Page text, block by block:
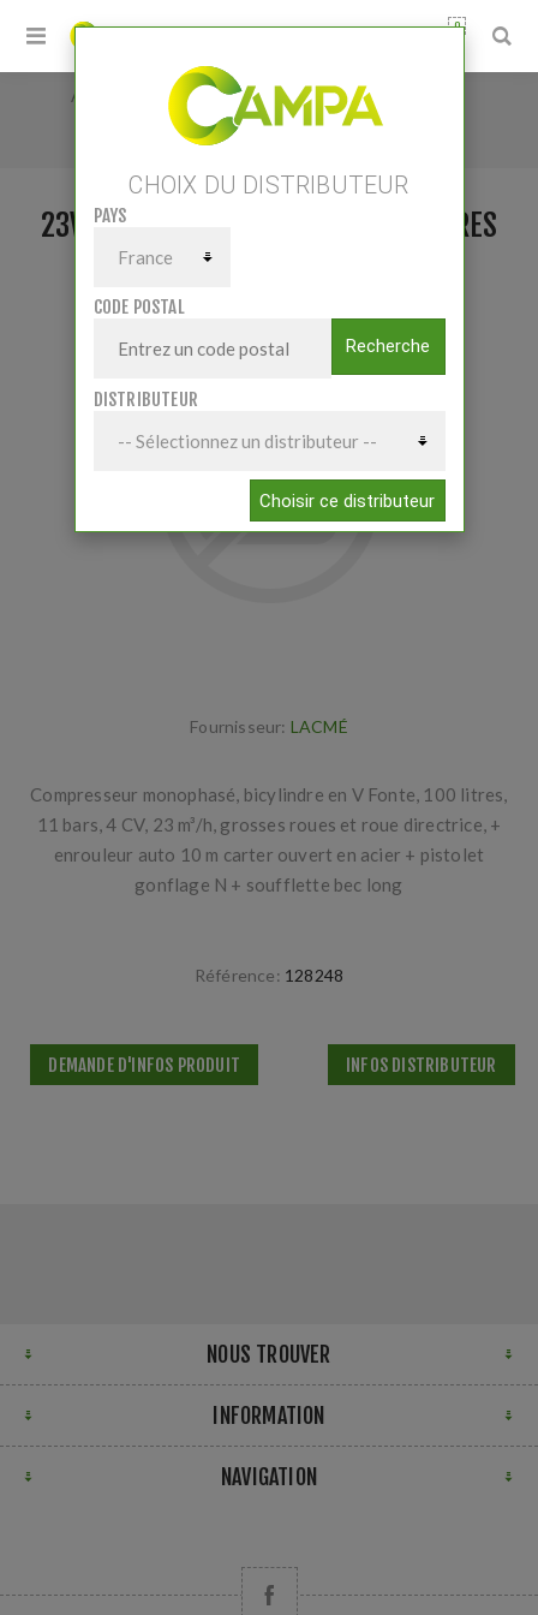
0
Accueil Petits matériels / Matériel Atelier
Compresseurs d'air et accessoires
23V100 M + Enrouleur + Accessoires
23V100 M + ENROULEUR + ACCESSOIRES
Fournisseur: LACMÉ
Compresseur monophasé, bicylindre en V Fonte, 100 litres,
11 bars, 4 CV, 23 m³/h, grosses roues et roue directrice, +
enrouleur auto 10 m carter ouvert en acier + pistolet
gonflage N + soufflette bec long
Référence: 128248
DEMANDE D'INFOS PRODUIT INFOS DISTRIBUTEUR
NOUS TROUVER
INFORMATION
NAVIGATION
CHOIX DU DISTRIBUTEUR
PAYS
CODE POSTAL
Recherche
DISTRIBUTEUR
Choisir ce distributeur